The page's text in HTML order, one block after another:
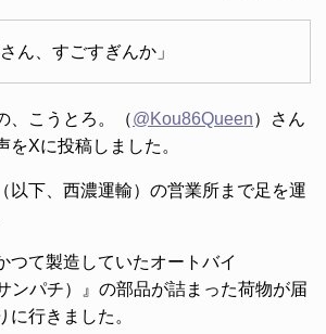
ん、すごすぎんか」
、こうとろ。（@Kou86Queen）さん
をXに投稿しました。
以下、西濃運輸）の営業所まで足を運
つて製造していたオートバイ
ンパチ）』の部品が詰まった荷物が届
に行きました。